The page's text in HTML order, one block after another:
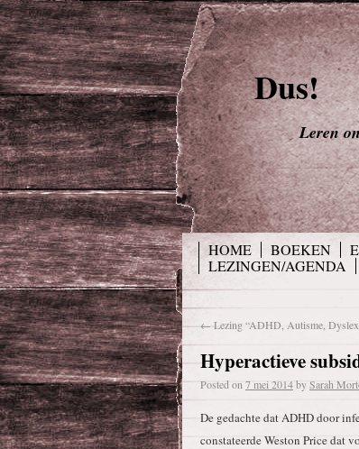
Dus!
Leren
HOME BOEKEN
LEZINGEN/AGENDA
← Lezing “ADHD, Autisme,
Hyperactieve
Posted on 7 mei 2014bySarah
De gedachte dat ADHD door
constateerde Weston Price dat